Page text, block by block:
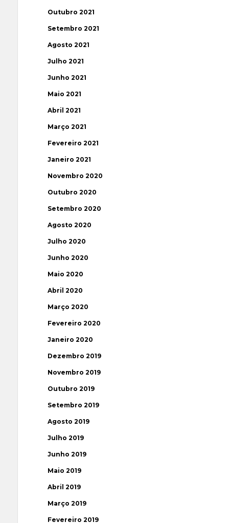
Outubro 2021
Setembro 2021
Agosto 2021
Julho 2021
Junho 2021
Maio 2021
Abril 2021
Março 2021
Fevereiro 2021
Janeiro 2021
Novembro 2020
Outubro 2020
Setembro 2020
Agosto 2020
Julho 2020
Junho 2020
Maio 2020
Abril 2020
Março 2020
Fevereiro 2020
Janeiro 2020
Dezembro 2019
Novembro 2019
Outubro 2019
Setembro 2019
Agosto 2019
Julho 2019
Junho 2019
Maio 2019
Abril 2019
Março 2019
Fevereiro 2019